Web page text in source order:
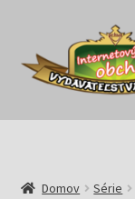
Série
Domov Série